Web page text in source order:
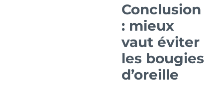
Conclusion
: mieux
vaut éviter
les bougies
d’oreille